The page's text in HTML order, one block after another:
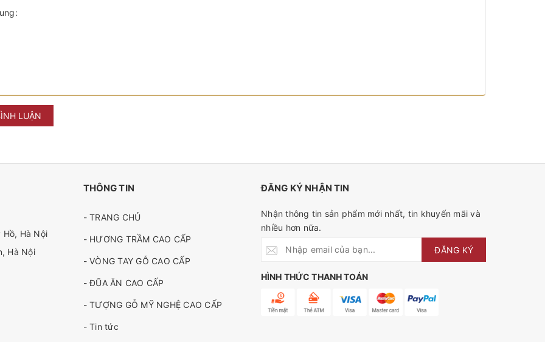
LUẬN
Hà Nội
Hà Nội
THÔNG TIN
- TRANG CHỦ
- HƯƠNG TRẦM CAO CẤP
- VÒNG TAY GỖ CAO CẤP
- ĐŨA ĂN CAO CẤP
- TƯỢNG GỖ MỸ NGHỆ CAO CẤP
- Tin tức
ĐĂNG KÝ NHẬN TIN
Nhận thông tin sản phẩm mới nhất, tin khuyến mãi và
nhiều hơn nữa.
ĐĂNG KÝ
HÌNH THỨC THANH TOÁN